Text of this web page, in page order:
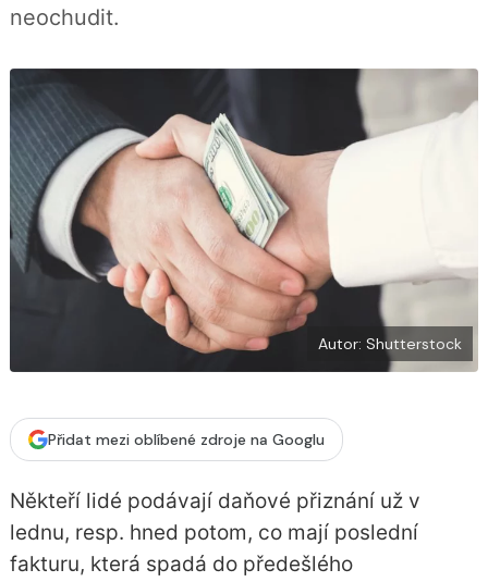
o
neochudit.
Autor: Shutterstock
Přidat mezi oblíbené zdroje na Googlu
Někteří lidé podávají daňové přiznání už v
lednu, resp. hned potom, co mají poslední
fakturu, která spadá do předešlého